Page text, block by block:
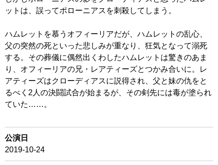
ットは、誤ってポローニアスを刺殺してしまう。
ハムレットを慕うオフィーリアだが、ハムレットの乱心、
父の突然の死といった悲しみが重なり、狂気となって溺死
する。その葬儀に偶然出くわしたハムレットは驚きのあま
り、オフィーリアの兄・レアティーズとつかみ合いに。レ
アティーズはクローディアスに説得され、父と妹の仇をと
るべく2人の決闘試合が始まるが、その剣先には毒が塗られ
ていた……。
公演日
2019-10-24